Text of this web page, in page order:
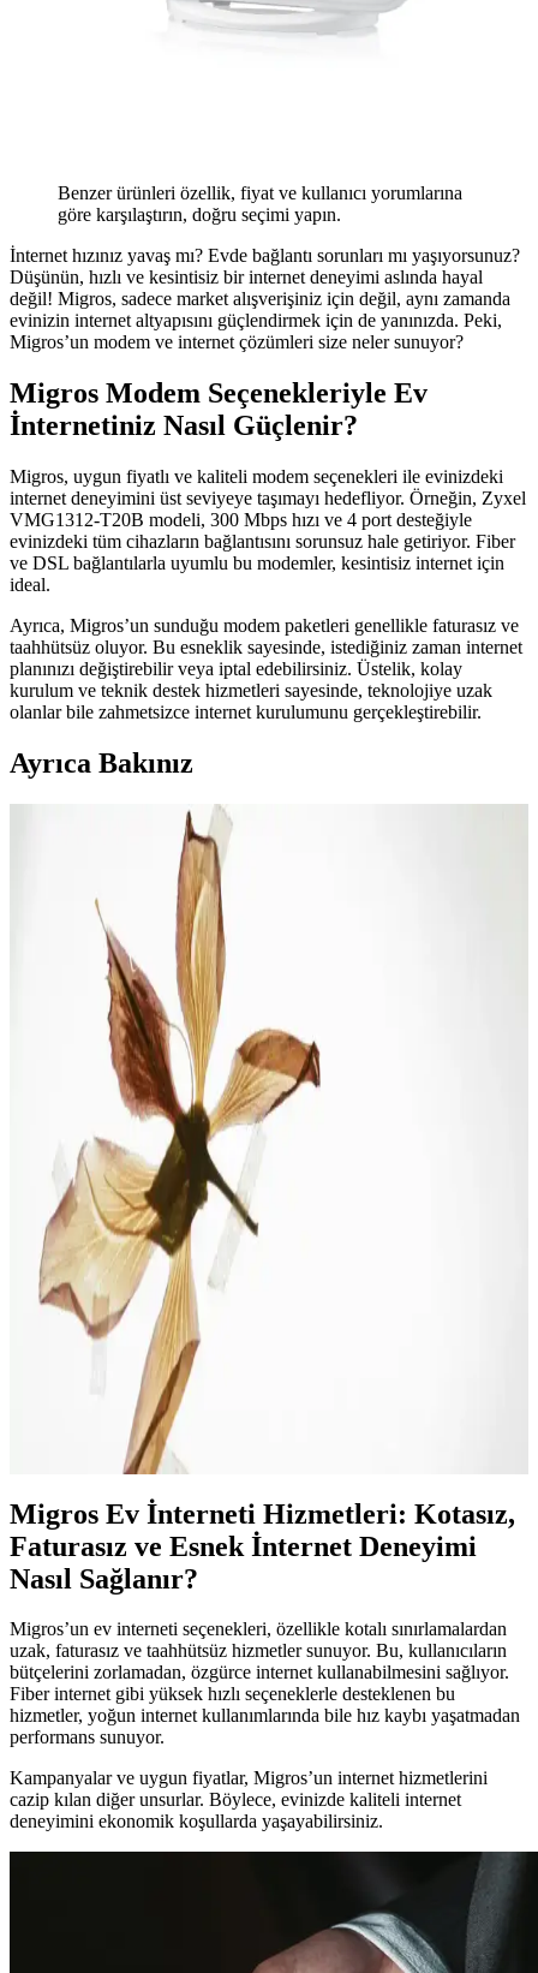
Benzer ürünleri özellik, fiyat ve kullanıcı yorumlarına
göre karşılaştırın, doğru seçimi yapın.
İnternet hızınız yavaş mı? Evde bağlantı sorunları mı yaşıyorsunuz?
Düşünün, hızlı ve kesintisiz bir internet deneyimi aslında hayal
değil! Migros, sadece market alışverişiniz için değil, aynı zamanda
evinizin internet altyapısını güçlendirmek için de yanınızda. Peki,
Migros’un modem ve internet çözümleri size neler sunuyor?
Migros Modem Seçenekleriyle Ev
İnternetiniz Nasıl Güçlenir?
Migros, uygun fiyatlı ve kaliteli modem seçenekleri ile evinizdeki
internet deneyimini üst seviyeye taşımayı hedefliyor. Örneğin, Zyxel
VMG1312-T20B modeli, 300 Mbps hızı ve 4 port desteğiyle
evinizdeki tüm cihazların bağlantısını sorunsuz hale getiriyor. Fiber
ve DSL bağlantılarla uyumlu bu modemler, kesintisiz internet için
ideal.
Ayrıca, Migros’un sunduğu modem paketleri genellikle faturasız ve
taahhütsüz oluyor. Bu esneklik sayesinde, istediğiniz zaman internet
planınızı değiştirebilir veya iptal edebilirsiniz. Üstelik, kolay
kurulum ve teknik destek hizmetleri sayesinde, teknolojiye uzak
olanlar bile zahmetsizce internet kurulumunu gerçekleştirebilir.
Ayrıca Bakınız
2025'te Migros Modem ve İnternet Çözümleriyle
Hızlı Bağlantının Sırrı
2025'te Migros’un modem ve internet çözümleriyle hızlı ve güvenli
bağlantı kurun. Detayları hemen keşfedin! Synopsıs: Migros, 2025
yılında ev interneti deneyiminizi dönu
Mi İnternet Güçlendirici ile Daha Hızlı ve Stabil
Kablosuz Bağlantı Sağlama Rehberi
Mi internet güçlendirici ile Wi-Fi sinyalinizi artırın, kapsama alanını
genişletin ve daha hızlı, stabil bağlantıya ulaşın. Çok cihazlı
kullanımlarda performansı yükselten çözümler sunar.
Migros Modem ve Ev İnternet Çözümleri:
Güvenilirlik ve Hızın Anahtarı
Migros, uygun fiyatlı modem ve internet paketleriyle evde hızlı ve
güvenilir internet deneyimi sunuyor. Güçlü teknolojiler ve destekle,
kesintisiz bağlantı sağlar.
Evde İnternet Çekim Gücünü Artırmanın Etkili
Yolları ve Pratik İpuçları
Evde internet performansını artırmak için modem konumu, anten
kullanımı ve ek donanımlar gibi pratik çözümlerle bağlantınızı
Migros Ev İnterneti Hizmetleri: Kotasız,
Faturasız ve Esnek İnternet Deneyimi
Nasıl Sağlanır?
Migros’un ev interneti seçenekleri, özellikle kotalı sınırlamalardan
uzak, faturasız ve taahhütsüz hizmetler sunuyor. Bu, kullanıcıların
bütçelerini zorlamadan, özgürce internet kullanabilmesini sağlıyor.
Fiber internet gibi yüksek hızlı seçeneklerle desteklenen bu
hizmetler, yoğun internet kullanımlarında bile hız kaybı yaşatmadan
performans sunuyor.
Kampanyalar ve uygun fiyatlar, Migros’un internet hizmetlerini
cazip kılan diğer unsurlar. Böylece, evinizde kaliteli internet
deneyimini ekonomik koşullarda yaşayabilirsiniz.